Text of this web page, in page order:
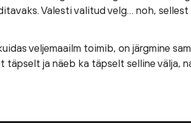
Valesti valitud velg… noh,
veljemaailm toimib, on järgmine
täpselt ja näeb ka täpselt selline välja,